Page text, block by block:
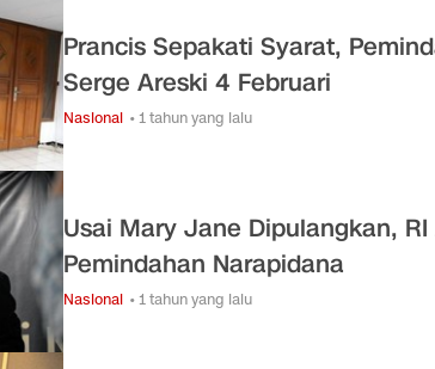
Prancis Sepakati Syarat,
Serge Areski 4 Februari
Nasional • 1 tahun yang lalu
Usai Mary Jane Dipulangkan,
Pemindahan Narapidana
Nasional • 1 tahun yang lalu